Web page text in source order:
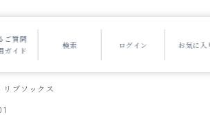
ご質問
ガイド
ブソックス